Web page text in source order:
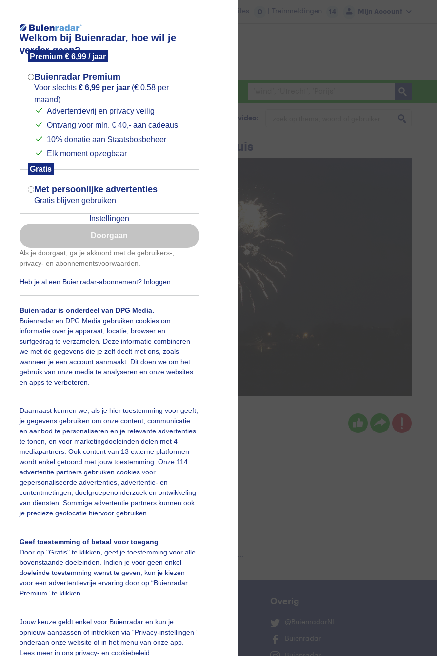
Welkom bij Buienradar, hoe wil je
verder gaan?
Premium € 6,99 / jaar
Buienradar Premium
Voor slechts € 6,99 per jaar (€ 0,58 per
maand)
Advertentievrij en privacy veilig
Ontvang voor min. € 40,- aan cadeaus
10% donatie aan Staatsbosbeheer
Elk moment opzegbaar
Gratis
Met persoonlijke advertenties
Gratis blijven gebruiken
Instellingen
Doorgaan
Als je doorgaat, ga je akkoord met de gebruikers-
privacy- en abonnementsvoorwaarden
Heb je al een Buienradar-abonnement? Inloggen
Buienradar is onderdeel van DPG Media.
Buienradar en DPG Media gebruiken cookies om
informatie over je apparaat, locatie, browser en
surfgedrag te verzamelen. Deze informatie combineren
we met de gegevens die je zelf deelt met ons, zoals
wanneer je een account aanmaakt. Dit doen we om het
gebruik van onze media te analyseren en onze websites
en apps te verbeteren.
Daarnaast kunnen we, als je hier toestemming voor geeft,
je gegevens gebruiken om onze content, communicatie
en aanbod te personaliseren en je relevante advertenties
te tonen, en voor marketingdoeleinden delen met 4
mediapartners. Ook content van 13 externe platformen
wordt enkel getoond met jouw toestemming. Onze 114
advertentie partners gebruiken cookies voor
gepersonaliseerde advertenties, advertentie- en
contentmetingen, doelgroepenonderzoek en ontwikkeling
van diensten. Sommige advertentie partners kunnen ook
je precieze geolocatie hiervoor gebruiken.
Geef toestemming of betaal voor toegang
Door op "Gratis" te klikken, geef je toestemming voor alle
bovenstaande doeleinden. Indien je voor geen enkel
doeleinde toestemming wenst te geven, kun je kiezen
voor een advertentievrije ervaring door op “Buienradar
Premium” te klikken.
Jouw keuze geldt enkel voor Buienradar en kun je
opnieuw aanpassen of intrekken via “Privacy-instellingen”
onderaan onze website of in het menu van onze app.
Lees meer in ons privacy- en cookiebeleid
Mijn Account
Files 0 | Treinmeldingen 14
Foto en video Weerzine
Zoeken in foto & video:
vanavond boven Hellevoetsluis
18:00 uur mag weer vuurwerk worden afgestoken
Simone Genna Wiersma Gemaakt: 31-12-2023, 166x bekeken
Oudjaarsavond Vuurwerk
slideshow
Een moment geduld aub...
vragen
De Bilt
Overig
@BuienradarNL
Buienradar
Mogen we je locatie gebruiken voor
het weer?
Indien je hier nog geen akkoord op hebt
gegeven, verschijnt er zo een pop-up uit
je browser waarin deze toestemming
gevraagd wordt.
Is goed, toon de popup
Nu niet, misschien later
Gebruik je Safari en wil je niet elke dag deze pop-up
Klikhierom dit aan te passen